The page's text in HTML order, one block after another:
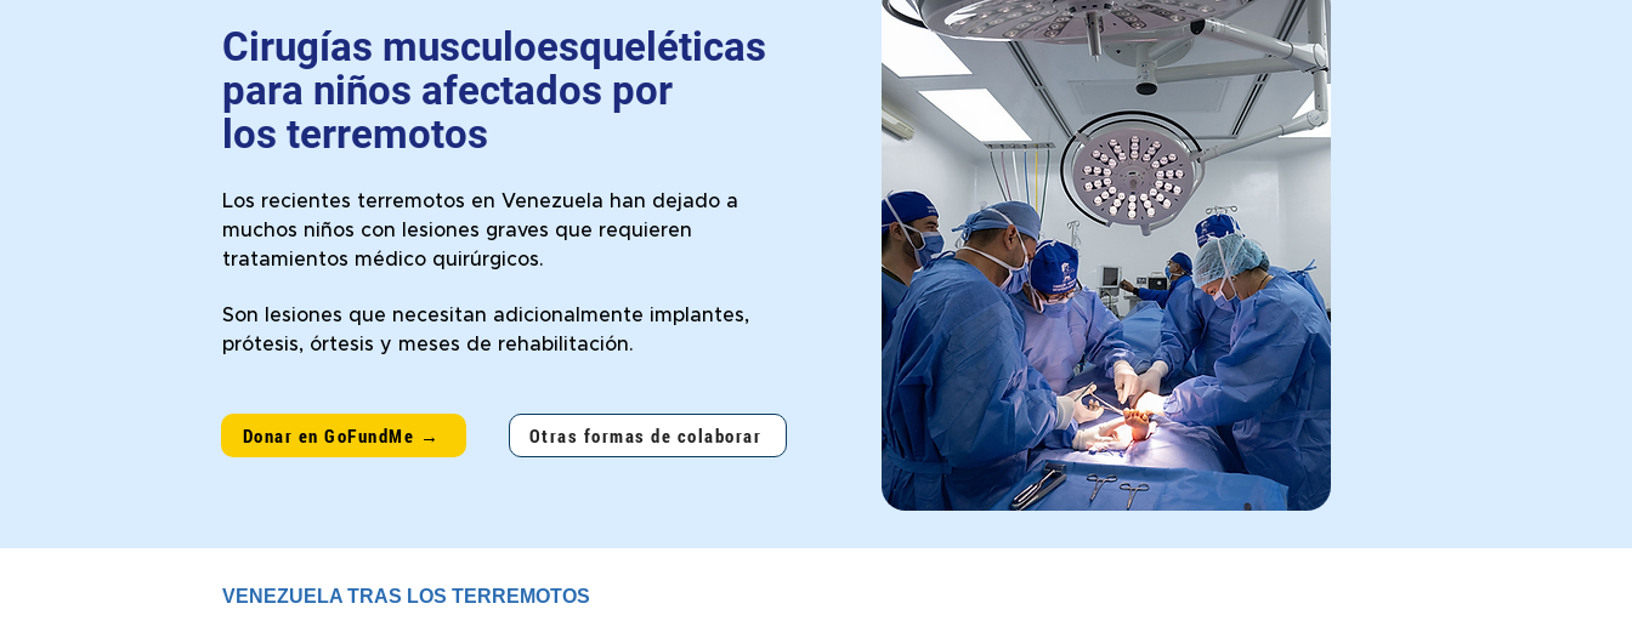
Cirugías musculoesqueléticas
para niños afectados por
los terremotos
Los recientes terremotos en Venezuela han dejado a
muchos niños con lesiones graves que requieren
tratamientos médico quirúrgicos.
Son lesiones que necesitan adicionalmente implantes,
prótesis, órtesis y meses de rehabilitación.
Donar en GoFundMe → Otras formas de colaborar
VENEZUELA TRAS LOS TERREMOTOS